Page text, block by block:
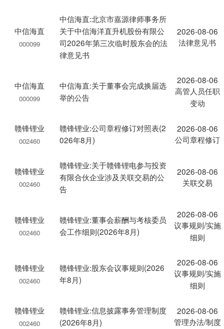
中信海直
000099
中信海直:北京市嘉源律师事务所
关于中信海洋直升机股份有限公
司2026年第三次临时股东会的法
律意见书
2026-08-06
法律意见书
中信海直
000099
中信海直:关于董事会完成换届选
举的公告
2026-08-06
高管人员任职
变动
赣锋锂业
002460
赣锋锂业:公司章程修订对照表(2
026年8月)
2026-08-06
公司章程修订
赣锋锂业
002460
赣锋锂业:关于赣锋锂电参与投资
有限合伙企业涉及关联交易的公
告
2026-08-06
关联交易
赣锋锂业
002460
赣锋锂业:董事会薪酬与考核委员
会工作细则(2026年8月)
2026-08-06
议事规则/实施
细则
赣锋锂业
002460
赣锋锂业:股东会议事规则(2026
年8月)
2026-08-06
议事规则/实施
细则
赣锋锂业
002460
赣锋锂业:信息披露事务管理制度
(2026年8月)
2026-08-06
管理办法/制度